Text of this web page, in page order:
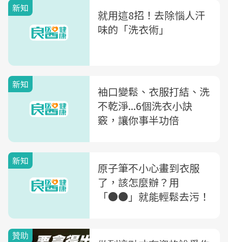
新知
就用這8招！去除惱人汗
味的「洗衣術」
新知
袖口變鬆、衣服打結、洗
不乾淨...6個洗衣小訣
竅，讓你事半功倍
新知
原子筆不小心畫到衣服
了，該怎麼辦？用
「●●」就能輕鬆去污！